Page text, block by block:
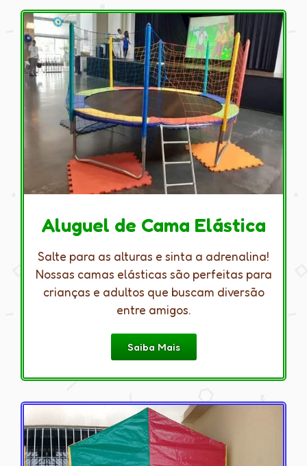
Aluguel de Cama Elástica
Salte para as alturas e sinta a adrenalina!
Nossas camas elásticas são perfeitas para
crianças e adultos que buscam diversão
entre amigos.
Saiba Mais